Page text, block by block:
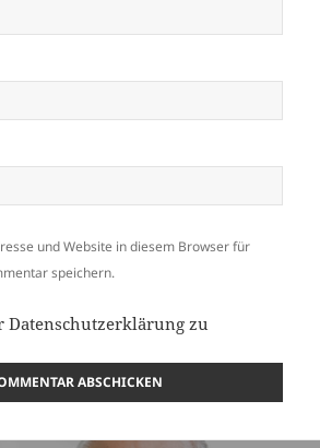
und Website in diesem Browser für
speichern.
Datenschutzerklärung zu